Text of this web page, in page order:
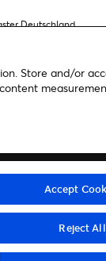
Deutschland
Store and/or
Accept
Reject All